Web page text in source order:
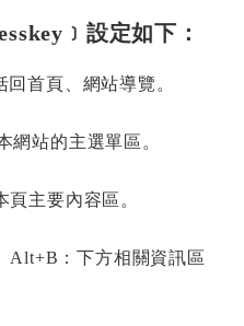
設定如下：
首頁、網站導覽。
網站的主選單區。
主要內容區。
Alt+B：下方相關資訊區